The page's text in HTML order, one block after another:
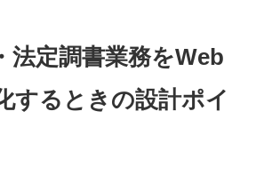
法定調書業務をWeb
するときの設計ポイ